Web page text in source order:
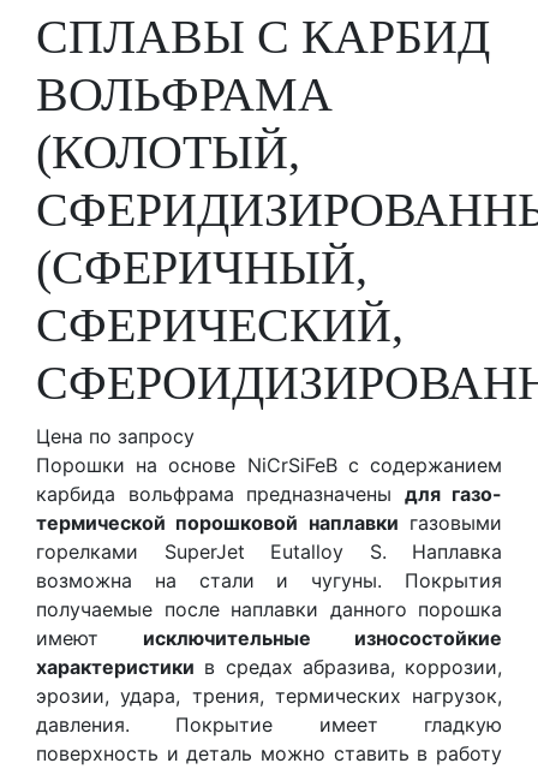
СПЛАВЫ С КАРБИД
ВОЛЬФРАМА
(КОЛОТЫЙ,
(СФЕРИЧНЫЙ,
СФЕРИЧЕСКИЙ,
Цена по запросу
Порошки на основе NiCrSiFeB с содержанием
карбида вольфрама предназначены для газо-
термической порошковой наплавки газовыми
горелками SuperJet Eutalloy S. Наплавка
возможна на стали и чугуны. Покрытия
получаемые после наплавки данного порошка
имеют исключительные износостойкие
характеристики в средах абразива, коррозии,
эрозии, удара, трения, термических нагрузок,
давления. Покрытие имеет гладкую
поверхность и деталь можно ставить в работу